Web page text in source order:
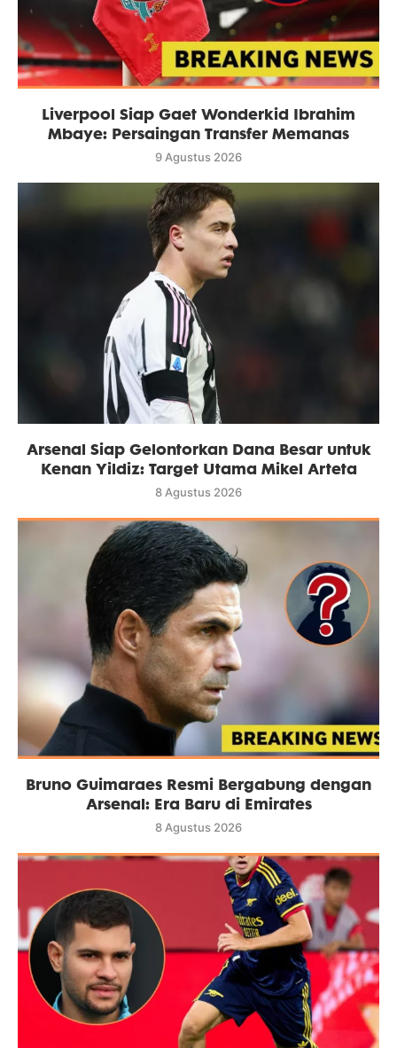
Liverpool Siap Gaet Wonderkid Ibrahim
Mbaye: Persaingan Transfer Memanas
9 Agustus 2026
Arsenal Siap Gelontorkan Dana Besar untuk
Kenan Yildiz: Target Utama Mikel Arteta
8 Agustus 2026
Bruno Guimaraes Resmi Bergabung dengan
Arsenal: Era Baru di Emirates
8 Agustus 2026